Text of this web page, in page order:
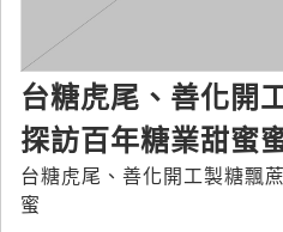
台糖虎尾、善化開
探訪百年糖業甜蜜
台糖虎尾、善化開工製糖飄
蜜